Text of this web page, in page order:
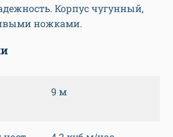
Корпус чугунный,
ножками.
9 м